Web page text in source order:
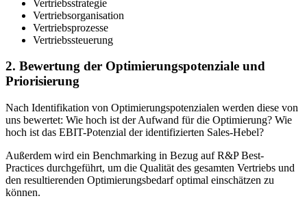
Vertriebsstrategie
Vertriebsorganisation
Vertriebsprozesse
Vertriebssteuerung
2. Bewertung der Optimierungspotenziale und
Priorisierung
Nach Identifikation von Optimierungspotenzialen werden diese von
uns bewertet: Wie hoch ist der Aufwand für die Optimierung? Wie
hoch ist das EBIT-Potenzial der identifizierten Sales-Hebel?
Außerdem wird ein Benchmarking in Bezug auf R&P Best-
Practices durchgeführt, um die Qualität des gesamten Vertriebs und
den resultierenden Optimierungsbedarf optimal einschätzen zu
können.